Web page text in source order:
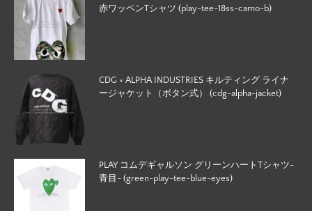
赤ワッペンTシャツ (play-tee-18ss-camo-b)
CDG × ALPHA INDUSTRIES キルティング ライナ
ージャケット（ボタン式） (cdg-alpha-jacket)
PLAY コムデギャルソン グリーンハートTシャツ-
青目- (green-play-tee-blue-eyes)